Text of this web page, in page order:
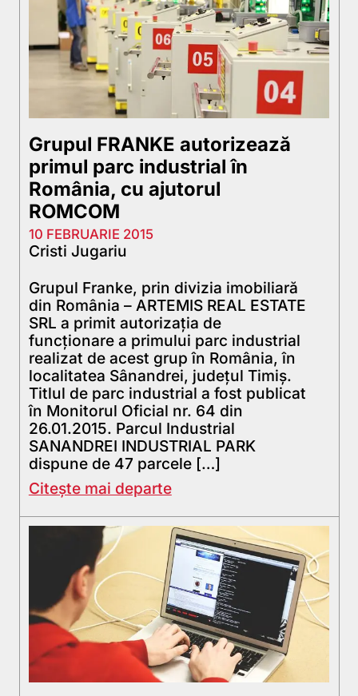
Grupul FRANKE autorizează
primul parc industrial în
România, cu ajutorul
ROMCOM
10 FEBRUARIE 2015
Cristi Jugariu
Grupul Franke, prin divizia imobiliară
din România – ARTEMIS REAL ESTATE
SRL a primit autorizația de
funcționare a primului parc industrial
realizat de acest grup în România, în
localitatea Sânandrei, județul Timiș.
Titlul de parc industrial a fost publicat
în Monitorul Oficial nr. 64 din
26.01.2015. Parcul Industrial
SANANDREI INDUSTRIAL PARK
dispune de 47 parcele […]
Citește mai departe